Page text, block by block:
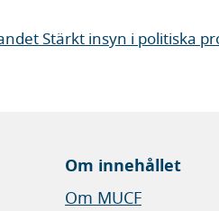
Stärkt insyn i politiska
Om innehållet
Om MUCF